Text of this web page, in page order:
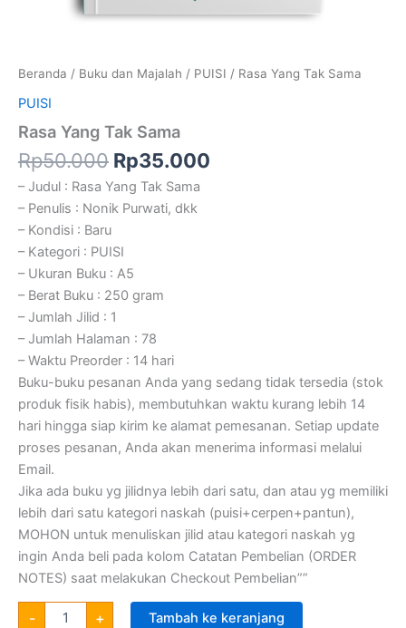
Beranda / Buku dan Majalah / PUISI / Rasa Yang Tak Sama
PUISI
Rasa Yang Tak Sama
Rp50.000 Rp35.000
– Judul : Rasa Yang Tak Sama
– Penulis : Nonik Purwati, dkk
– Kondisi : Baru
– Kategori : PUISI
– Ukuran Buku : A5
– Berat Buku : 250 gram
– Jumlah Jilid : 1
– Jumlah Halaman : 78
– Waktu Preorder : 14 hari
Buku-buku pesanan Anda yang sedang tidak tersedia (stok
produk fisik habis), membutuhkan waktu kurang lebih 14
hari hingga siap kirim ke alamat pemesanan. Setiap update
proses pesanan, Anda akan menerima informasi melalui
Email.
Jika ada buku yg jilidnya lebih dari satu, dan atau yg memiliki
lebih dari satu kategori naskah (puisi+cerpen+pantun),
MOHON untuk menuliskan jilid atau kategori naskah yg
ingin Anda beli pada kolom Catatan Pembelian (ORDER
NOTES) saat melakukan Checkout Pembelian””
- + Tambah ke keranjang